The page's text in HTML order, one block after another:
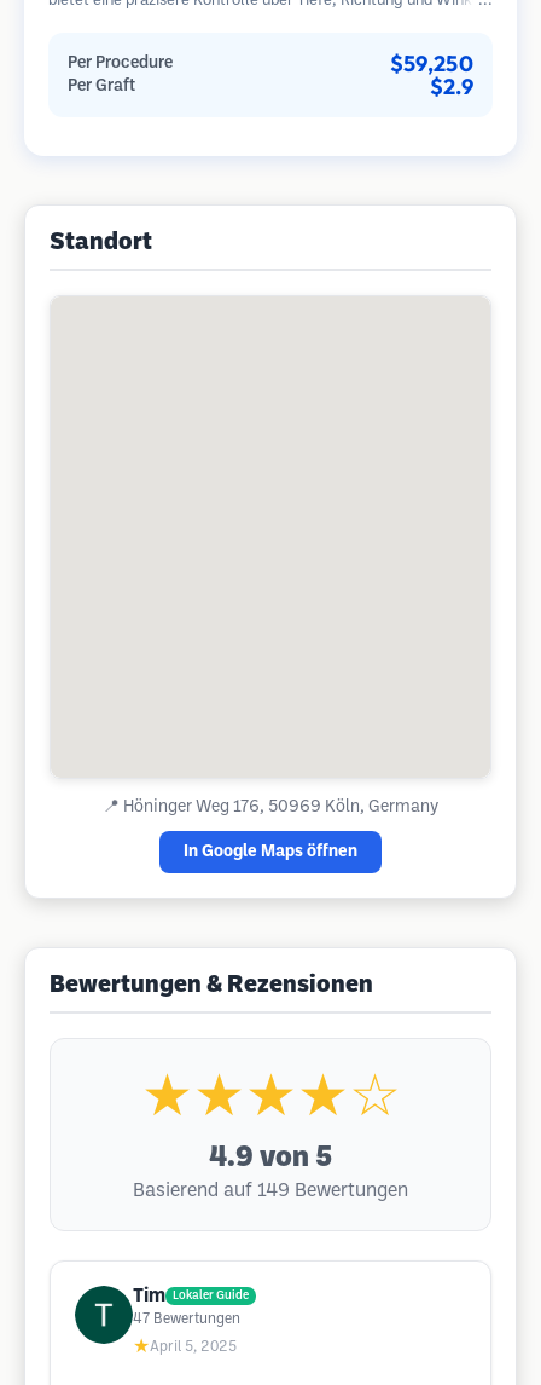
Per Procedure $59,250
Per Graft $2.9
Standort
📍 Höninger Weg 176, 50969 Köln, Germany
In Google Maps öffnen
Bewertungen & Rezensionen
★★★★☆
4.9 von 5
Basierend auf 149 Bewertungen
Tim Lokaler Guide
47 Bewertungen
★April 5, 2025